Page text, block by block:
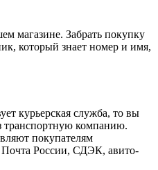
магазине. Забрать покупку
который знает номер и имя,
курьерская служба, то вы
транспортную компанию.
покупателям
России, СДЭК, авито-